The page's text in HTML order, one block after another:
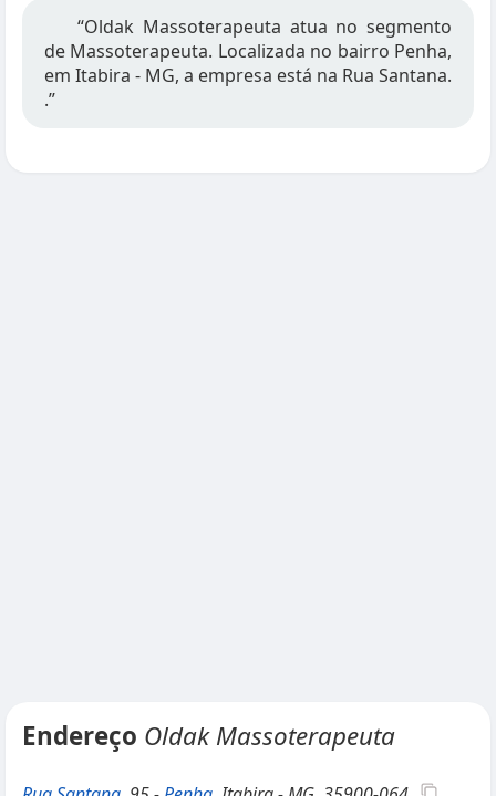
“Oldak Massoterapeuta atua no segmento
de Massoterapeuta. Localizada no bairro Penha,
em Itabira - MG, a empresa está na Rua Santana.
.”
Endereço Oldak Massoterapeuta